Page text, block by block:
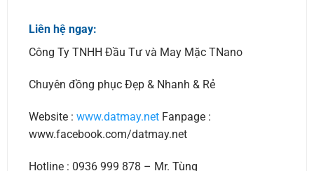
Liên hệ ngay:
Công Ty TNHH Đầu Tư và May Mặc TNano
Chuyên đồng phục Đẹp & Nhanh & Rẻ
Website : www.datmay.netFanpage :
www.facebook.com/datmay.net
Hotline : 0936 999 878 – Mr. Tùng